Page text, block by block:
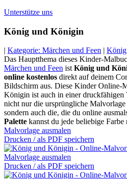
Unterstütze uns
König und Königin
| Kategorie: Märchen und Feen |
Das Hauptthema dieses Kinder-
Märchen und Feen istKönig und
online kostenlos direkt auf deinem
Bildschirm aus. Diese Kinder Online-
Königin ist auch in einer druckfähigen
nicht nur die ursprüngliche Malvorlage
sondern auch die, die du online
Palette kannst du jede beliebige Farbe
Malvorlage ausmalen
Drucken / als PDF speichern
Malvorlage ausmalen
Drucken / als PDF speichern